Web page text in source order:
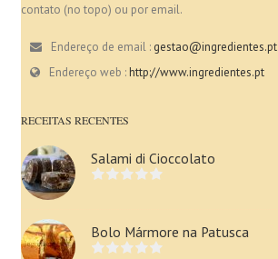
contato (no topo) ou por email.
Endereço de email : gestao@ingredientes.pt
Endereço web :http://www.ingredientes.pt
RECEITAS RECENTES
Salami di Cioccolato
Bolo Mármore na Patusca